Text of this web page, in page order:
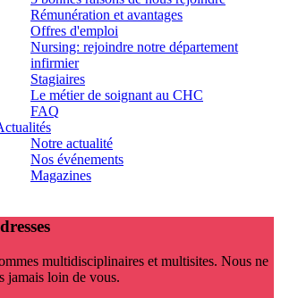
Rémunération et avantages
Offres d'emploi
Nursing: rejoindre notre département
infirmier
Stagiaires
Le métier de soignant au CHC
FAQ
Notre actualité
Nos événements
Magazines
multidisciplinaires et multisites. Nous ne
jamais loin de vous.